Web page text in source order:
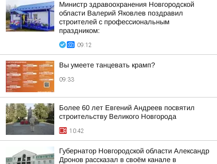
Министр здравоохранения Новгородской
области Валерий Яковлев поздравил
строителей с профессиональным
праздником:
09:12
Вы умеете танцевать крамп?
09:33
Более 60 лет Евгений Андреев посвятил
строительству Великого Новгорода
10:42
Губернатор Новгородской области Александр
Дронов рассказал в своём канале в